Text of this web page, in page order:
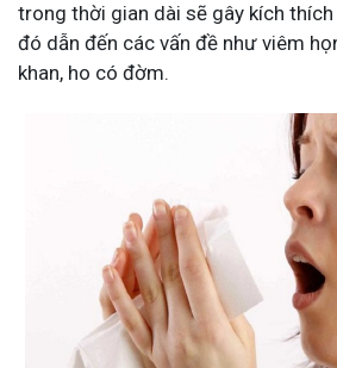
trong thời gian dài sẽ gây kích
đó dẫn đến các vấn đề như viêm
khan, ho có đờm.